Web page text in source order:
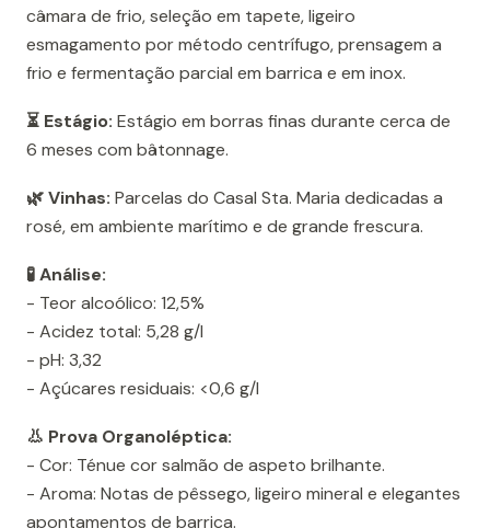
câmara de frio, seleção em tapete, ligeiro
esmagamento por método centrífugo, prensagem a
frio e fermentação parcial em barrica e em inox.
⏳ Estágio: Estágio em borras finas durante cerca de
6 meses com bâtonnage.
🌿 Vinhas: Parcelas do Casal Sta. Maria dedicadas a
rosé, em ambiente marítimo e de grande frescura.
🧪 Análise:
- Teor alcoólico: 12,5%
- Acidez total: 5,28 g/l
- pH: 3,32
- Açúcares residuais: <0,6 g/l
👃 Prova Organoléptica:
- Cor: Ténue cor salmão de aspeto brilhante.
- Aroma: Notas de pêssego, ligeiro mineral e elegantes
apontamentos de barrica.